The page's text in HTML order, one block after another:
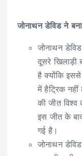
जोनाथन डेविड ने
जोनाथन
दूसरे खिलाड़ी
है क्योंकि
में हैट्रिक
की जीत
इस जीत के
गई है।
जोनाथन